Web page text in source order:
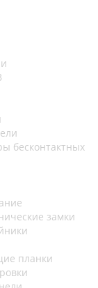
бесконтактных
замки
планки